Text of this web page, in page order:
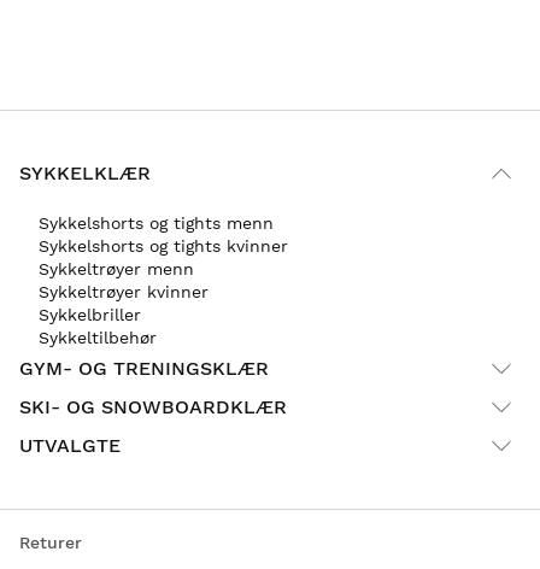
SYKKELKLÆR
Sykkelshorts og tights menn
Sykkelshorts og tights kvinner
Sykkeltrøyer menn
Sykkeltrøyer kvinner
Sykkelbriller
Sykkeltilbehør
GYM- OG TRENINGSKLÆR
SKI- OG SNOWBOARDKLÆR
UTVALGTE
Returer